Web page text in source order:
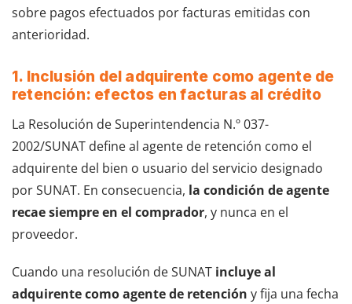
sobre pagos efectuados por facturas emitidas con
anterioridad.
1. Inclusión del adquirente como agente de
retención: efectos en facturas al crédito
La Resolución de Superintendencia N.º 037-
2002/SUNAT define al agente de retención como el
adquirente del bien o usuario del servicio designado
por SUNAT. En consecuencia, la condición de agente
recae siempre en el comprador, y nunca en el
proveedor.
Cuando una resolución de SUNAT incluye al
adquirente como agente de retención y fija una fecha